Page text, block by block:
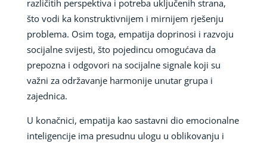
različitih perspektiva i potreba uključenih strana,
što vodi ka konstruktivnijem i mirnijem rješenju
problema. Osim toga, empatija doprinosi i razvoju
socijalne svijesti, što pojedincu omogućava da
prepozna i odgovori na socijalne signale koji su
važni za održavanje harmonije unutar grupa i
zajednica.
U konačnici, empatija kao sastavni dio emocionalne
inteligencije ima presudnu ulogu u oblikovanju i